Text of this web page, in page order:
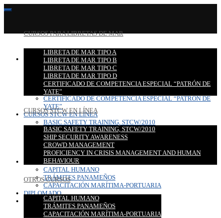
CURSOS PARA LIBRETAS DE MAR
LIBRETA DE MAR TIPO A
LIBRETA DE MAR TIPO B
LIBRETA DE MAR TIPO C
LIBRETA DE MAR TIPO D
CERTIFICADO DE COMPETENCIA ESPECIAL “PATRÓN DE
YATE”
CURSOS STCW EN LÍNEA
BASIC SAFETY TRAINING, STCW/2010
SHIP SECURITY AWARENESS
CROWD MANAGEMENT
PROFICIENCY IN CRISIS MANAGEMENT AND HUMAN
BEHAVIOUR
OTROS CURSOS
CAPITAL HUMANO
TRÁMITES PANAMEÑOS
CAPACITACIÓN MARÍTIMA-PORTUARIA
CURSOS PARA LIBRETAS DE MAR
LIBRETA DE MAR TIPO A
LIBRETA DE MAR TIPO B
LIBRETA DE MAR TIPO C
LIBRETA DE MAR TIPO D
CERTIFICADO DE COMPETENCIA ESPECIAL “PATRÓN DE
YATE”
CURSOS STCW EN LÍNEA
BASIC SAFETY TRAINING, STCW/2010
SHIP SECURITY AWARENESS
CROWD MANAGEMENT
PROFICIENCY IN CRISIS MANAGEMENT AND HUMAN
BEHAVIOUR
OTROS CURSOS
CAPITAL HUMANO
TRÁMITES PANAMEÑOS
CAPACITACIÓN MARÍTIMA-PORTUARIA
DIPLOMADO
CONTACTO